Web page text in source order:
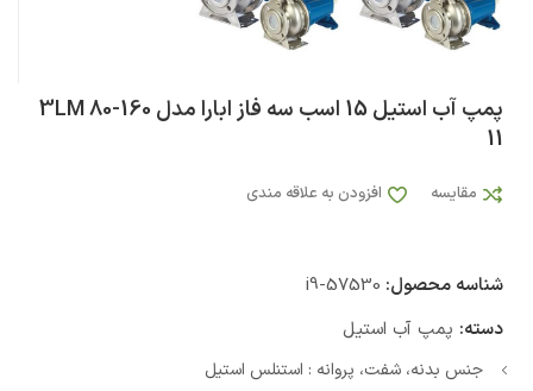
پمپ آب استيل 15 اسب سه فاز ابارا مدل 3LM 80-160
11
مقایسه افزودن به علاقه مندی
شناسه محصول: i9-57530
دسته: پمپ آب استیل
جنس بدنه، شفت، پروانه : استنلس استیل